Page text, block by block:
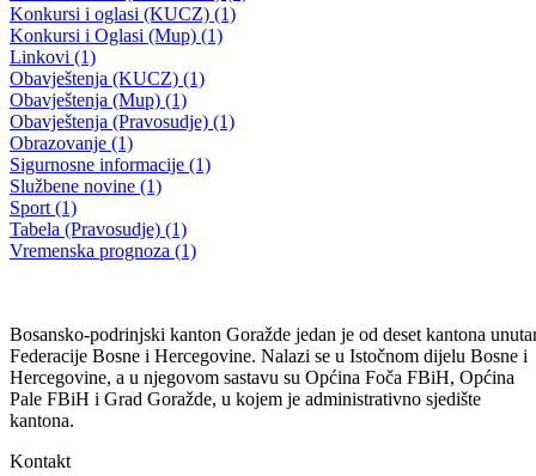
Utvrđen termin održavanja 40. redovne sjednice
29.07.2026